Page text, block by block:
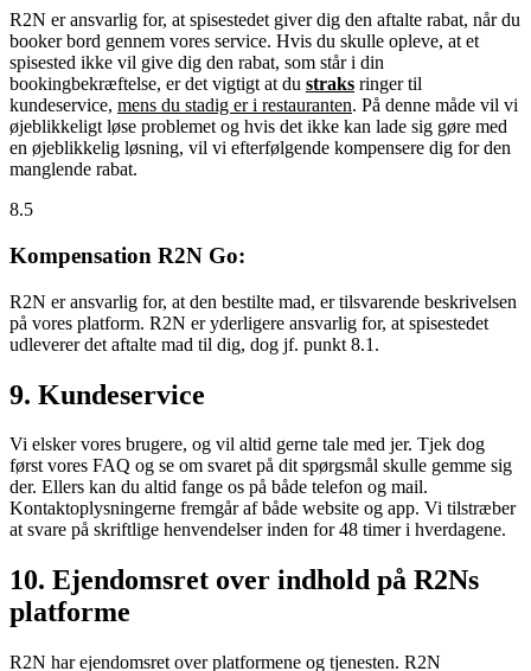
R2N er ansvarlig for, at spisestedet giver dig den aftalte rabat, når du
booker bord gennem vores service. Hvis du skulle opleve, at et
spisested ikke vil give dig den rabat, som står i din
bookingbekræftelse, er det vigtigt at du straks ringer til
kundeservice, mens du stadig er i restauranten. På denne måde vil vi
øjeblikkeligt løse problemet og hvis det ikke kan lade sig gøre med
en øjeblikkelig løsning, vil vi efterfølgende kompensere dig for den
manglende rabat.
8.5
Kompensation R2N Go:
R2N er ansvarlig for, at den bestilte mad, er tilsvarende beskrivelsen
på vores platform. R2N er yderligere ansvarlig for, at spisestedet
udleverer det aftalte mad til dig, dog jf. punkt 8.1.
9. Kundeservice
Vi elsker vores brugere, og vil altid gerne tale med jer. Tjek dog
først vores FAQ og se om svaret på dit spørgsmål skulle gemme sig
der. Ellers kan du altid fange os på både telefon og mail.
Kontaktoplysningerne fremgår af både website og app. Vi tilstræber
at svare på skriftlige henvendelser inden for 48 timer i hverdagene.
10. Ejendomsret over indhold på R2Ns
platforme
R2N har ejendomsret over platformene og tjenesten. R2N